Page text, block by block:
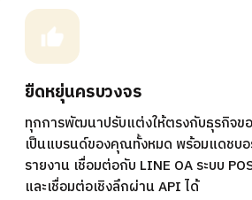
ยืดหยุ่นครบวงจร
ทุกการพัฒนาปรับแต่งให้ตรงกับธุรกิจ
เป็นแบรนด์ของคุณทั้งหมด พร้อมแดชบ
รายงาน เชื่อมต่อกับ LINE OA ระบบ
และเชื่อมต่อเชิงลึกผ่าน API ได้